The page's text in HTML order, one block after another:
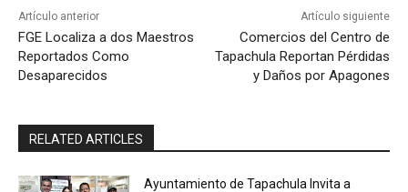
Artículo anterior
FGE Localiza a dos Maestros
Reportados Como
Desaparecidos
Artículo siguiente
Comercios del Centro de
Tapachula Reportan Pérdidas
y Daños por Apagones
RELATED ARTICLES
Ayuntamiento de Tapachula Invita a